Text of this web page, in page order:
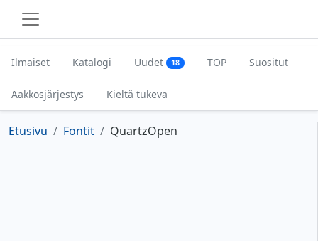
Ilmaiset Katalogi Uudet 18 TOP Suositut
Aakkosjärjestys Kieltä tukeva
Etusivu Fontit QuartzOpen